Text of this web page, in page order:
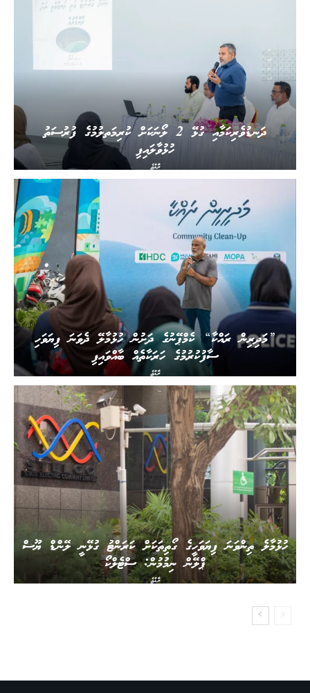
ރާއްޖެ
ދަނޑުވެރިކަމާއި ގުޅޭ 2 ލޯނަކަށް ކުރިމަތލުމުގެ ފުރުސަތު
ހުޅުވާލައިފި
ރާއްޖެ
”މަދިރިން ރައްކާ“ ކެމްޕޭނުގެ ދަށުން ހުޅުމާލޭ ދެވަނަ ފިޔަވަހި
ސާފުކުރުމުގެ ހަރަކާތެއް ބާއްވައިފި
ރާއްޖެ
ހުޅުމާލެ ތިންވަނަ ފިޔަވަހީގެ ގޯތިތަކަށް ކަރަންޓު ގުޅޭނީ ލޭންޑް ޔޫސް
ޕްލޭން ނިމުމުން: ސްޓެލްކޯ